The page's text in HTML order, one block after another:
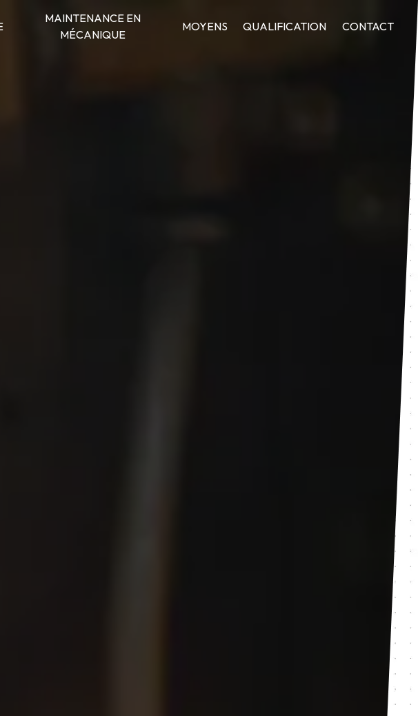
MAINTENANCE EN
MÉCANIQUE
MOYENS QUALIFICATION CONTACT